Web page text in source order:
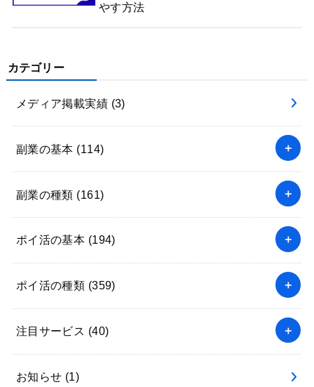
やす方法
カテゴリー
メディア掲載実績 (3)
副業の基本 (114)
副業の種類 (161)
ポイ活の基本 (194)
ポイ活の種類 (359)
注目サービス (40)
お知らせ (1)